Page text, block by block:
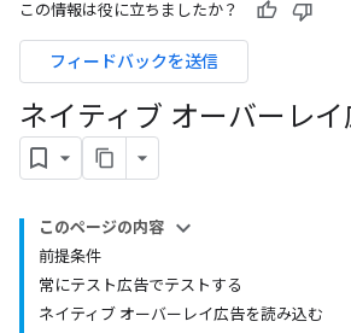
この情報は役に立ちましたか？
フィードバックを送信
ネイティブ オーバーレイ
このページの内容
前提条件
常にテスト広告でテストする
ネイティブ オーバーレイ広告を読み込む